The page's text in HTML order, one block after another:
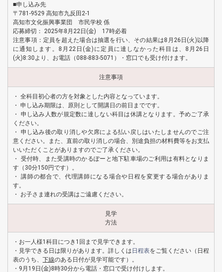
■申し込み先
〒781-9529 高知市九反田2-1
高知市文化振興事業団 市民学校 係
応募締切： 2025年8月22日(金) 17時必着
注意事項：定員を超えた場合は抽選を行い、その結果は8月26日(火)以降
に通知します。8月22日(金)に定員に達しなかった科目は、8月26日
(火)8:30より、お電話（088-883-5071）・窓口でも受け付けます。
注意事項
・ 全科目初心者の方を対象とした内容となっています。
・ 申し込み期限は、原則として開講日の前日までです。
・ 申し込み人数が規定数に達しない科目は休講となります。予めご了承
ください。
・ 申し込み後の取り消しや欠席による払い戻しはいたしませんのでご注
意ください。また、直前の取り消しの場合、別途負担の材料費等をお支払
いいただくことがありますのでご了承ください。
・ 受付時、また受講時のかるぽーと地下駐車場のご利用は有料となりま
す（30分150円です）。
・ 講師の都合で、代理講師になる場合や日程を変更する場合がありま
す。
・ お子さま連れの受講はご遠慮ください。
見学
方法
・お一人様1科目につき1回まで見学できます。
・見学できる日は限りがあります。詳しくは 日程表をご覧ください（日程
表のうち、 下線のある日付が見学可能です）。
・9月19日(金)8時30分から電話・窓口で受け付けします。